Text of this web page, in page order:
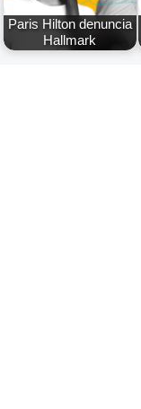
Paris Hilton denuncia
Hallmark